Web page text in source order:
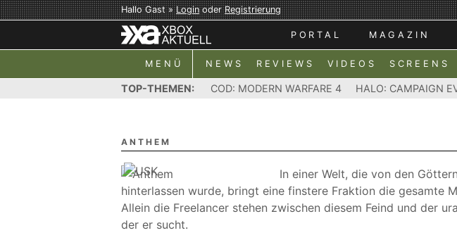
Hallo Gast »LoginoderRegistrierung
PORTAL MAGAZIN
MENÜ NEWS REVIEWS VIDEOS SCREENS
TOP-THEMEN: COD: MODERN WARFARE 4 HALO: CAMPAIGN
ANTHEM
In einer Welt, die von den
hinterlassen wurde, bringt eine finstere Fraktion die gesamte
Allein die Freelancer stehen zwischen diesem Feind und der
der er sucht.